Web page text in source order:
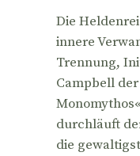
Die
innere
Trennung,
Campbell
durchläuft
die